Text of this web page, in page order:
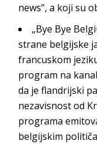
news”, a koji su
„Bye Bye
strane belgijske
francuskom
program na
da je flandrijski
nezavisnost od
programa
belgijskim